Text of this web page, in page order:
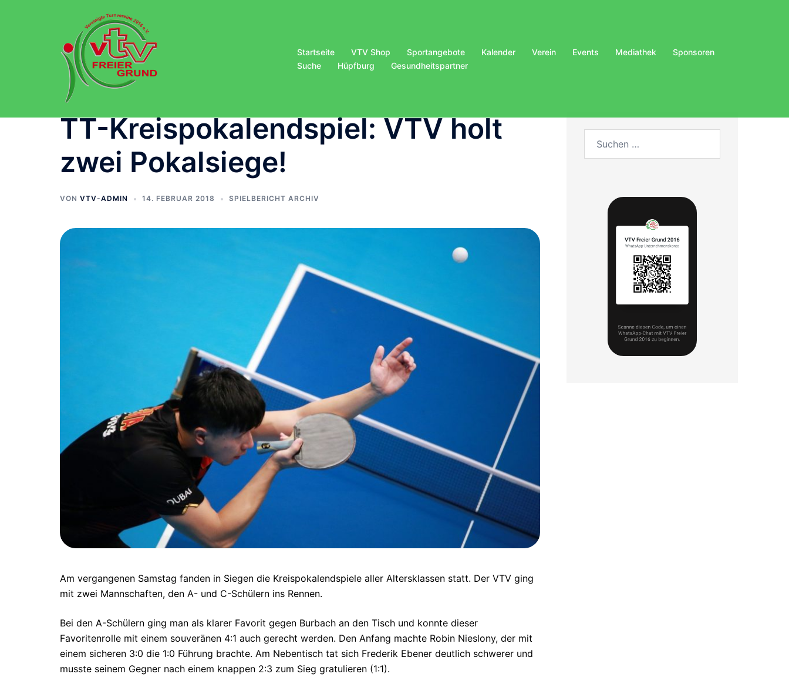
Startseite VTV Shop Sportangebote Kalender Verein Events Mediathek
Sponsoren
Suche
Hüpfburg Gesundheitspartner
TT-Kreispokalendspiel: VTV holt
zwei Pokalsiege!
VON VTV-ADMIN 14. FEBRUAR 2018 SPIELBERICHT ARCHIV
Am vergangenen Samstag fanden in Siegen die Kreispokalendspiele aller Altersklassen statt. Der VTV ging
mit zwei Mannschaften, den A- und C-Schülern ins Rennen.
Bei den A-Schülern ging man als klarer Favorit gegen Burbach an den Tisch und konnte dieser
Favoritenrolle mit einem souveränen 4:1 auch gerecht werden. Den Anfang machte Robin Nieslony, der mit
einem sicheren 3:0 die 1:0 Führung brachte. Am Nebentisch tat sich Frederik Ebener deutlich schwerer und
musste seinem Gegner nach einem knappen 2:3 zum Sieg gratulieren (1:1).